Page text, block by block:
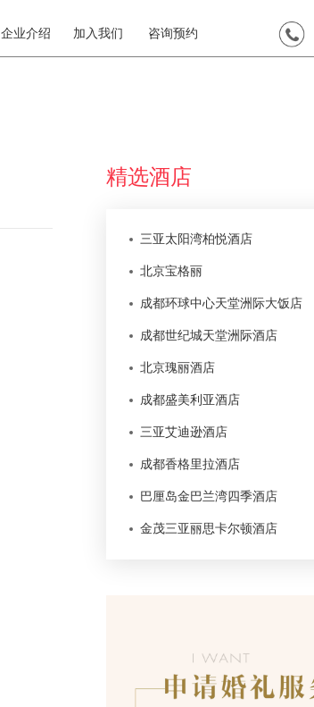
企业介绍 加入我们 咨询预约
精选酒店
三亚太阳湾柏悦酒店
北京宝格丽
成都环球中心天堂洲际大饭店
成都世纪城天堂洲际酒店
北京瑰丽酒店
成都盛美利亚酒店
三亚艾迪逊酒店
成都香格里拉酒店
巴厘岛金巴兰湾四季酒店
金茂三亚丽思卡尔顿酒店